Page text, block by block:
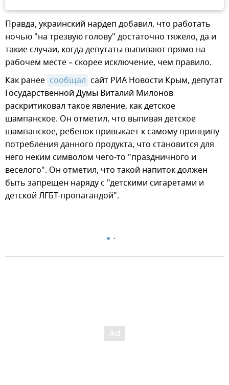
Правда, украинский нардеп добавил, что работать
ночью "на трезвую голову" достаточно тяжело, да и
такие случаи, когда депутаты выпивают прямо на
рабочем месте – скорее исключение, чем правило.
Как ранее сообщал сайт РИА Новости Крым, депутат
Государственной Думы Виталий Милонов
раскритиковал такое явление, как детское
шампанское. Он отметил, что выпивая детское
шампанское, ребенок привыкает к самому принципу
потребления данного продукта, что становится для
него неким символом чего-то "праздничного и
веселого". Он отметил, что такой напиток должен
быть запрещен наряду с "детскими сигаретами и
детской ЛГБТ-пропагандой".